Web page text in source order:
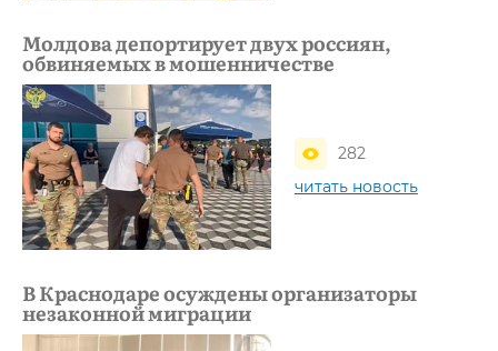
Молдова депортирует двух россиян,
обвиняемых в мошенничестве
282
читать новость
В Краснодаре осуждены организаторы
незаконной миграции